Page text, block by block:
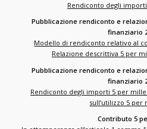
Rendiconto degli
Pubblicazione rendiconto e
finanziario
Modello di rendiconto relativo al
Relazione descrittiva 5 per
Pubblicazione rendiconto e
finanziario
Rendiconto degli importi 5 per mille
sull’utilizzo 5 per
Contributo 5